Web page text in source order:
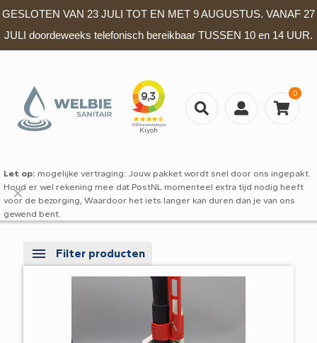
GESLOTEN VAN 23 JULI TOT EN MET 9 AUGUSTUS. VANAF 27
JULI doordeweeks telefonisch bereikbaar TUSSEN 10 en 14 UUR.
0
Let op: mogelijke vertraging: Jouw pakket wordt snel door ons ingepakt.
Houd er wel rekening mee dat PostNL momenteel extra tijd nodig heeft
voor de bezorging, Waardoor het iets langer kan duren dan je van ons
gewend bent.
✕
Filter producten